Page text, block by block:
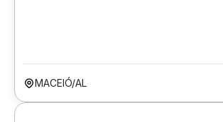
MACEIÓ/AL